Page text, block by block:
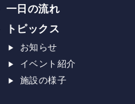
一日の流れ
トピックス
お知らせ
イベント紹介
施設の様子